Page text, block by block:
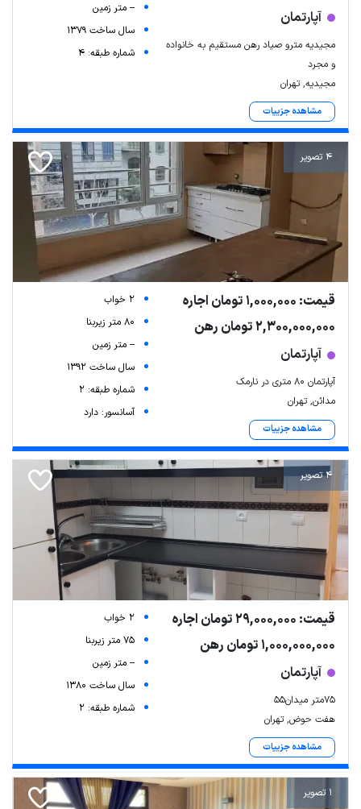
آپارتمان
مجیدیه مترو صیاد رهن مستقیم به خانواده
و مجرد
مجیدیه, تهران
مشاهده جزییات
-- متر زمین
سال ساخت 1379
شماره طبقه: 4
4 تصویر
قیمت: 1,000,000 تومان اجاره
2,300,000,000 تومان رهن
آپارتمان
آپارتمان ۸۰ متری در نارمک
مدائن, تهران
مشاهده جزییات
2 خواب
80 متر زیربنا
-- متر زمین
سال ساخت 1392
شماره طبقه: 2
آسانسور: دارد
4 تصویر
قیمت: 29,000,000 تومان اجاره
1,000,000,000 تومان رهن
آپارتمان
۷۵متر میدان۵۵
هفت حوض, تهران
مشاهده جزییات
2 خواب
75 متر زیربنا
-- متر زمین
سال ساخت 1380
شماره طبقه: 2
1 تصویر